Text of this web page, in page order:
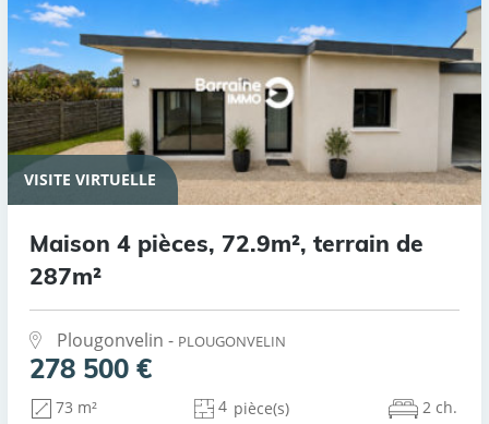
VISITE VIRTUELLE
Maison 4 pièces, 72.9m², terrain de
287m²
Plougonvelin - PLOUGONVELIN
278 500 €
73 m² 4 pièce(s) 2 ch.